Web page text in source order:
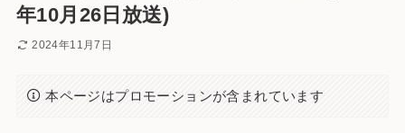
年10月26日放送)
2024年11月7日
本ページはプロモーションが含まれています